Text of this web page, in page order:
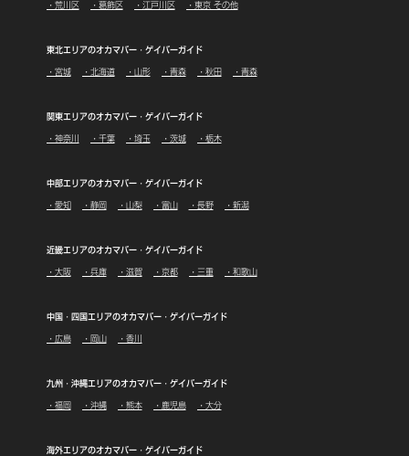
・荒川区 ・葛飾区 ・江戸川区 ・東京 その他
東北エリアのオカマバー・ゲイバーガイド
・宮城 ・北海道 ・山形 ・青森 ・秋田 ・青森
関東エリアのオカマバー・ゲイバーガイド
・神奈川 ・千葉 ・埼玉 ・茨城 ・栃木
中部エリアのオカマバー・ゲイバーガイド
・愛知 ・静岡 ・山梨 ・富山 ・長野 ・新潟
近畿エリアのオカマバー・ゲイバーガイド
・大阪 ・兵庫 ・滋賀 ・京都 ・三重 ・和歌山
中国・四国エリアのオカマバー・ゲイバーガイド
・広島 ・岡山 ・香川
九州・沖縄エリアのオカマバー・ゲイバーガイド
・福岡 ・沖縄 ・熊本 ・鹿児島 ・大分
海外エリアのオカマバー・ゲイバーガイド